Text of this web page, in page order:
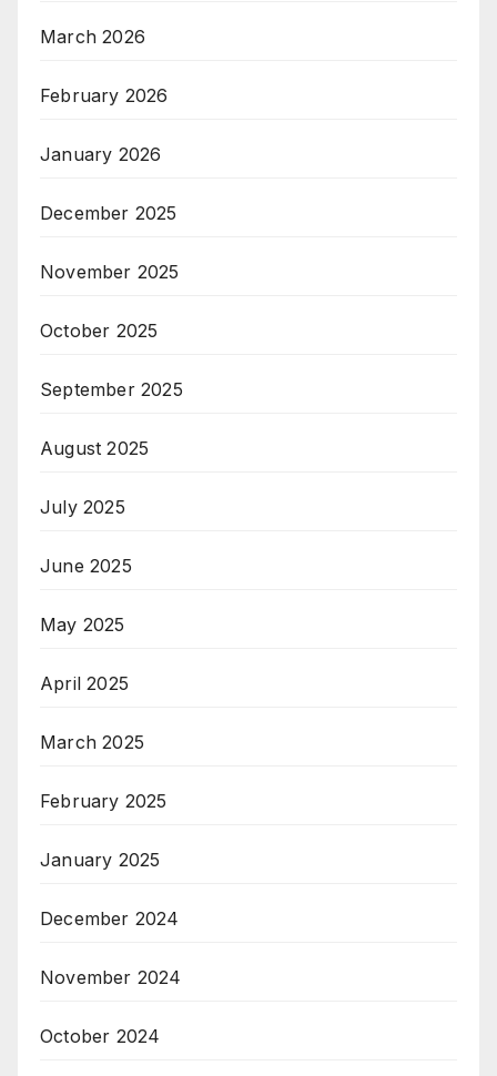
March 2026
February 2026
January 2026
December 2025
November 2025
October 2025
September 2025
August 2025
July 2025
June 2025
May 2025
April 2025
March 2025
February 2025
January 2025
December 2024
November 2024
October 2024